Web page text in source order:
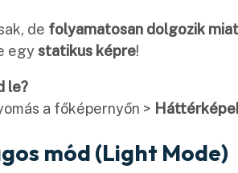
de folyamatosan dolgozik
egystatikus képre!
le?
a főképernyőn >
mód (Light Mode)